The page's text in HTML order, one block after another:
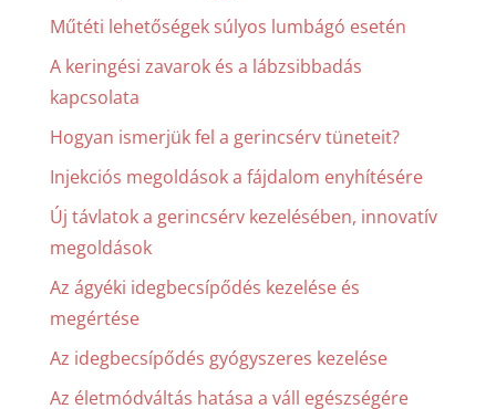
Műtéti lehetőségek súlyos lumbágó esetén
A keringési zavarok és a lábzsibbadás
kapcsolata
Hogyan ismerjük fel a gerincsérv tüneteit?
Injekciós megoldások a fájdalom enyhítésére
Új távlatok a gerincsérv kezelésében, innovatív
megoldások
Az ágyéki idegbecsípődés kezelése és
megértése
Az idegbecsípődés gyógyszeres kezelése
Az életmódváltás hatása a váll egészségére